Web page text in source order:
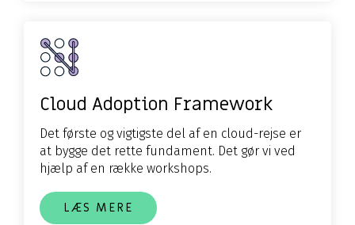
Cloud Adoption Framework
Det første og vigtigste del af en cloud-rejse er
at bygge det rette fundament. Det gør vi ved
hjælp af en række workshops.
LÆS MERE